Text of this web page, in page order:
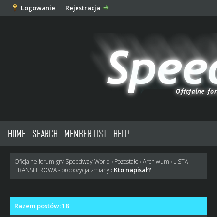
Logowanie Rejestracja
HOME SEARCH MEMBER LIST HELP
Oficjalne forum gry Speedway-World › Pozostałe ›Archiwum › LISTA
TRANSFEROWA - propozycja zmiany › Kto napisał?
Razem postów: 18